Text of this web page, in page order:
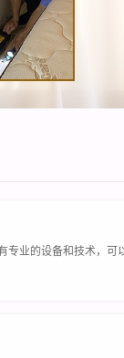
业的设备和技术，可